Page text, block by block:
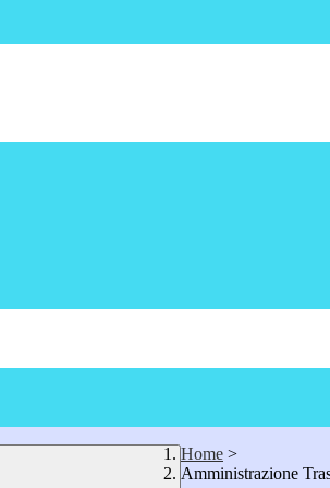
Home >
Amministrazione